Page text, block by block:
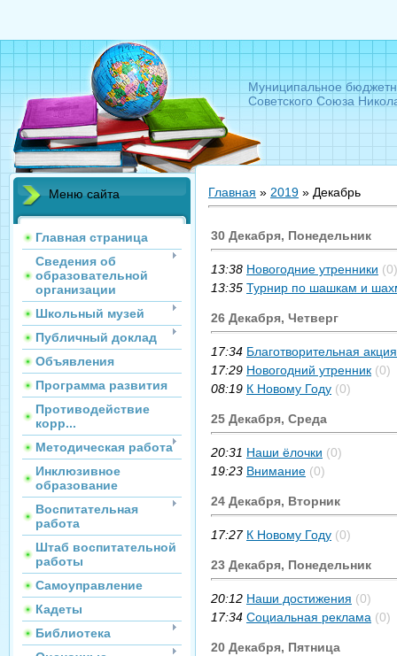
Муниципальное
Советского Союза
Меню сайта
Главная страница
Сведения об
образовательной
организации
Школьный музей
Публичный доклад
Объявления
Программа развития
Противодействие
корр...
Методическая работа
Инклюзивное
образование
Воспитательная
работа
Штаб воспитательной
работы
Самоуправление
Кадеты
Библиотека
Главная » 2019 » Декабрь
30 Декабря, Понедельник
13:38 Новогодние утренники (0)
13:35 Турнир по шашкам и
26 Декабря, Четверг
17:34 Благотворительная акция
17:29 Новогодний утренник (0)
08:19 К Новому Году (0)
25 Декабря, Среда
20:31 Наши ёлочки (0)
19:23 Внимание (0)
24 Декабря, Вторник
17:27 К Новому Году (0)
23 Декабря, Понедельник
20:12 Наши достижения (0)
17:34 Социальная реклама (0)
20 Декабря, Пятница